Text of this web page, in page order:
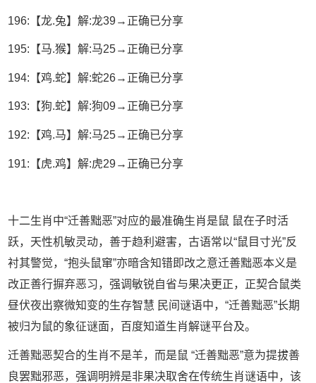
196:【龙.兔】解:龙39→正确已分享
195:【马.猴】解:马25→正确已分享
194:【鸡.蛇】解:蛇26→正确已分享
193:【狗.蛇】解:狗09→正确已分享
192:【鸡.马】解:马25→正确已分享
191:【虎.鸡】解:虎29→正确已分享
十二生肖中“迁善黜恶”对应的最准确生肖是鼠 鼠在子时活
跃，天性机敏灵动，善于趋利避害，古语常以“鼠目寸光”反
衬其警觉，“抱头鼠窜”亦暗含知错即改之意迁善黜恶本义是
改正善行摒弃恶习，强调敏锐自省与果决更正，正契合鼠类
昼伏夜出察微知变的生存智慧 民间谜语中，“迁善黜恶”长期
被归为鼠的象征谜面，百度知道生肖解谜平台及。
迁善黜恶契合的生肖不是羊，而是鼠 “迁善黜恶”意为提拔善
良罢黜邪恶，强调明辨是非果决取舍在传统生肖谜语中，该